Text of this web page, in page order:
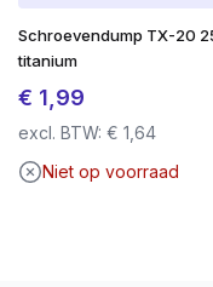
SilverMate Outdoor
Gemaakt om te
Schroevendump TX-20
titanium
€ 1,99
excl. BTW: € 1,64
Niet op voorraad